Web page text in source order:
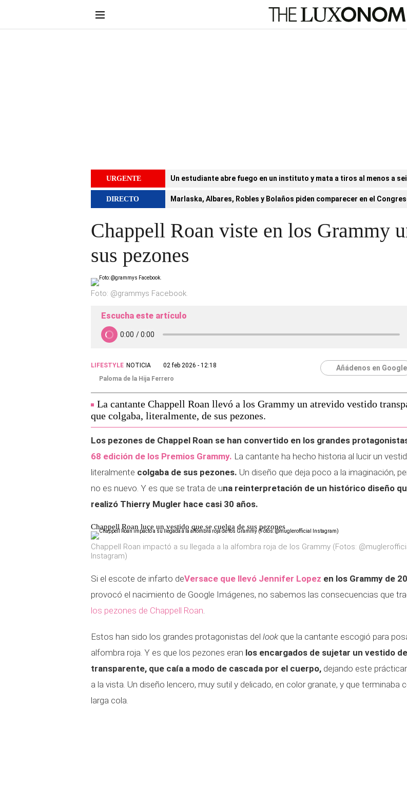
URGENTE Un estudiante abre fuego en un instituto y mata a tiros al menos a
DIRECTO Marlaska, Albares, Robles y Bolaños piden comparecer en el
Chappell Roan viste en los Grammy
sus pezones
Foto: @grammys Facebook.
Escucha este artículo
LIFESTYLE NOTICIA
02 feb 2026 - 12:18
Paloma de la Hija Ferrero
Añádenos en Google
La cantante Chappell Roan llevó a los Grammy un atrevido vestido
que colgaba, literalmente, de sus pezones.
Los pezones de Chappel Roan se han convertido en los grandes
68 edición de los Premios Grammy. La cantante ha hecho historia al lucir un
literalmente colgaba de sus pezones. Un diseño que deja poco a la imaginación,
no es nuevo. Y es que se trata de una reinterpretación de un histórico diseño
realizó Thierry Mugler hace casi 30 años.
Chappell Roan luce un vestido que se cuelga de sus pezones
Chappell Roan impactó a su llegada a la alfombra roja de los Grammy (Fotos:
Instagram)
Si el escote de infarto deVersace que llevó Jennifer Lopez en los Grammy de
provocó el nacimiento de Google Imágenes, no sabemos las consecuencias que
los pezones de Chappell Roan.
Estos han sido los grandes protagonistas del look que la cantante escogió para
alfombra roja. Y es que los pezones eran los encargados de sujetar un vestido
transparente, que caía a modo de cascada por el cuerpo, dejando este
a la vista. Un diseño lencero, muy sutil y delicado, en color granate, y que terminaba
larga cola.